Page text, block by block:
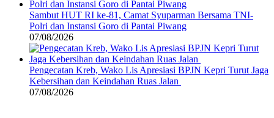
Sambut HUT RI ke-81, Camat Syuparman Bersama TNI-
Polri dan Instansi Goro di Pantai Piwang
07/08/2026
Pengecatan Kreb, Wako Lis Apresiasi BPJN Kepri Turut Jaga
Kebersihan dan Keindahan Ruas Jalan
07/08/2026